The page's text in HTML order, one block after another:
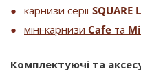
карнизи серії SQUARE
міні-карнизи Cafe та
Комплектуючі та